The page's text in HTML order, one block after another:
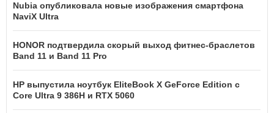
Nubia опубликовала новые изображения смартфона
NaviX Ultra
HONOR подтвердила скорый выход фитнес-браслетов
Band 11 и Band 11 Pro
HP выпустила ноутбук EliteBook X GeForce Edition с
Core Ultra 9 386H и RTX 5060